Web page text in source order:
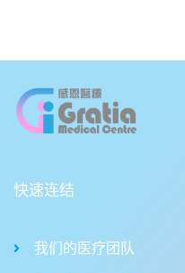
快速连结
我们的医疗团队